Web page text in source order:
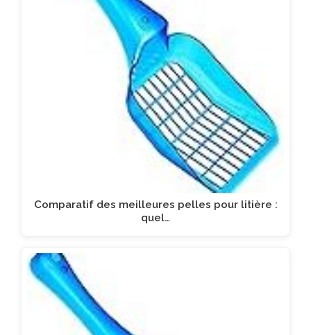
Comparatif des meilleures pelles pour litière :
quel…